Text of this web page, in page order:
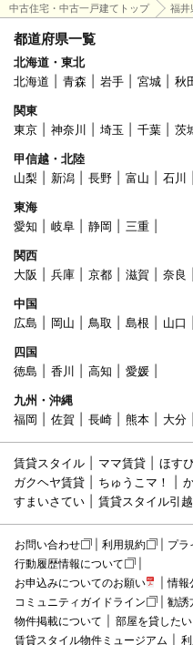
中古住宅・中古一戸建てトップ 福井
都道府県一覧
北海道・東北
北海道
青森 岩手 宮城 秋
関東
東京
神奈川 埼玉 千葉 茨
甲信越・北陸
山梨
新潟 長野 富山 石川
東海
愛知
岐阜 静岡
三重
関西
大阪
兵庫 京都 滋賀 奈良
中国
広島
岡山 鳥取 島根
山口
四国
徳島
香川 高知
愛媛
九州・沖縄
福岡
佐賀 長崎 熊本 大分
賃貸スタイル ママ賃貸 ほす
ガクヘヤ賃貸
ちゅうこマ！
すまいさてい
賃貸スタイル引
お問い合わせ 利用規約
プラ
行動履歴情報について
お申込みについてのお願い
情報
コミュニティガイドライン
勧誘
物件掲載について
部屋を貸した
賃貸スタイル物件ミュージアム